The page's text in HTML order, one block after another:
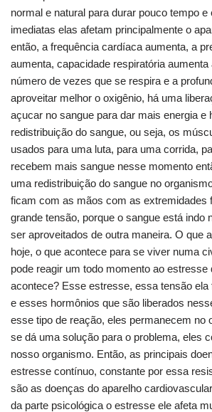
normal e natural para durar pouco tempo
imediatas elas afetam principalmente o
então, a frequência cardíaca aumenta, a
aumenta, capacidade respiratória aumenta
número de vezes que se respira e a
aproveitar melhor o oxigênio, há uma
açucar no sangue para dar mais energia e
redistribuição do sangue, ou seja, os
usados para uma luta, para uma corrida,
recebem mais sangue nesse momento
uma redistribuição do sangue no
ficam com as mãos com as extremidades
grande tensão, porque o sangue está indo
ser aproveitados de outra maneira. O que
hoje, o que acontece para se viver numa
pode reagir um todo momento ao estresse
acontece? Esse estresse, essa tensão ela
e esses hormônios que são liberados
esse tipo de reação, eles permanecem no
se dá uma solução para o problema, eles
nosso organismo. Então, as principais
estresse contínuo, constante por essa
são as doenças do aparelho
da parte psicológica o estresse ele afeta